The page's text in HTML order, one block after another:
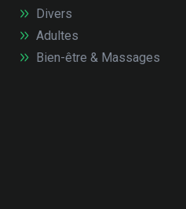
Divers
Adultes
Bien-être & Massages